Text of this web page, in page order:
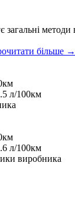
загальні
більше →
л/100км
л/100км
виробника